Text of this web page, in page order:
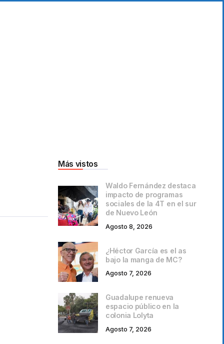
Más vistos
Waldo Fernández destaca
impacto de programas
sociales de la 4T en el sur
de Nuevo León
Agosto 8, 2026
¿Héctor García es el as
bajo la manga de MC?
Agosto 7, 2026
Guadalupe renueva
espacio público en la
colonia Lolyta
Agosto 7, 2026